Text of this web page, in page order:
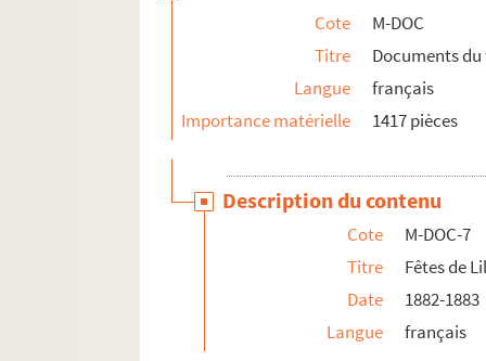
M-DOC-12. Fêtes dans la région (1885 -
Cote
M-DOC
Titre
Documents
Langue
français
Importance matérielle
1417 pièces
Description du contenu
Cote
M-DOC-7
Titre
Fêtes de
Date
1882-1883
Langue
français